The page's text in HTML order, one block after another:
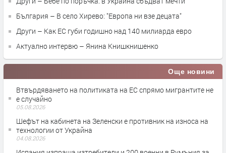
България – В село Хирево: "Европа ни взе децата"
Други – Как ЕС губи годишно над 140 милиарда евро
Актуално интервю – Янина Книшкнишенко
Още новини
Втвърдяването на политиката на ЕС спрямо мигрантите не
е случайно
05.08.2026
Шефът на кабинета на Зеленски е противник на износа на
технологии от Украйна
04.08.2026